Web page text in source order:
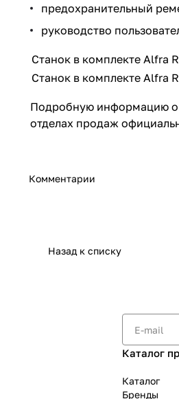
предохранительный
руководство
Станок в комплекте Alfra
Станок в комплекте Alfra
Подробную информацию о
отделах продаж
Комментарии
Назад к списку
Каталог
Каталог
Бренды